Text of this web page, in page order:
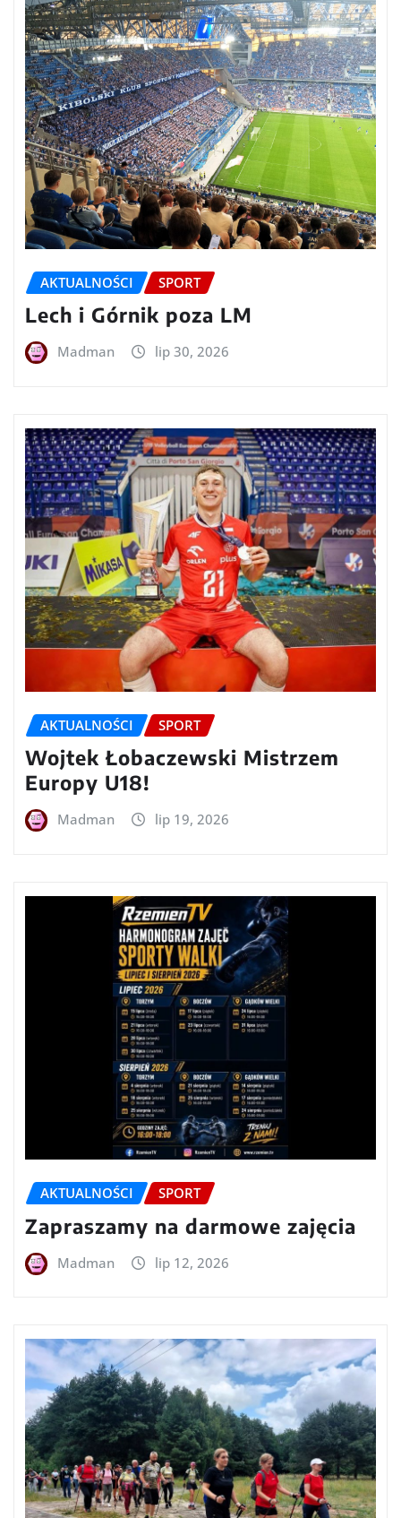
AKTUALNOŚCI SPORT
Lech i Górnik poza LM
Madman lip 30, 2026
AKTUALNOŚCI SPORT
Wojtek Łobaczewski Mistrzem
Europy U18!
Madman lip 19, 2026
AKTUALNOŚCI SPORT
Zapraszamy na darmowe zajęcia
Madman lip 12, 2026